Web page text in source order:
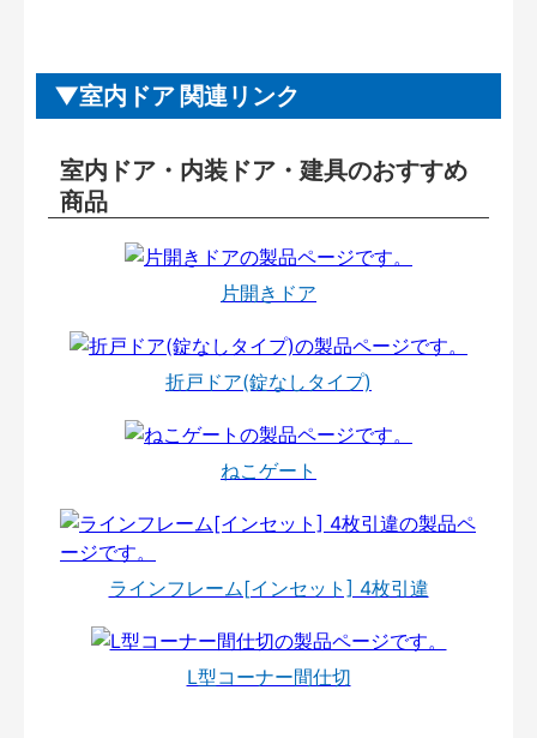
室内ドア 関連リンク
室内ドア・内装ドア・建具のおすすめ
商品
片開きドア
折戸ドア(錠なしタイプ)
ねこゲート
ラインフレーム[インセット] 4枚引違
L型コーナー間仕切